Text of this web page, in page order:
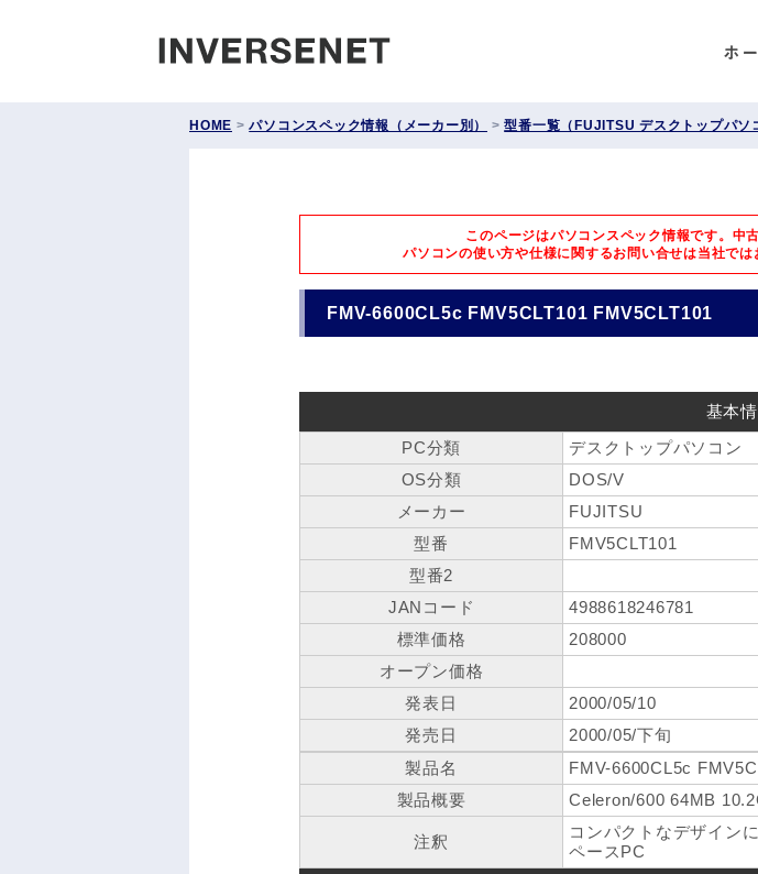
HOME >パソコンスペック情報（メーカー別） >型番一覧（FUJITSU デスクトップパソ
このページはパソコンスペック情報です。中
パソコンの使い方や仕様に関するお問い合せは当社では
FMV-6600CL5c FMV5CLT101 FMV5CLT101
基本
PC分類
デスクトップパソコン
OS分類
DOS/V
メーカー
FUJITSU
型番
FMV5CLT101
型番2
JANコード
4988618246781
標準価格
208000
オープン価格
発表日
2000/05/10
発売日
2000/05/下旬
製品名
FMV-6600CL5c
製品概要
Celeron/600 64MB
注釈
コンパクトなデザイン
ペースPC